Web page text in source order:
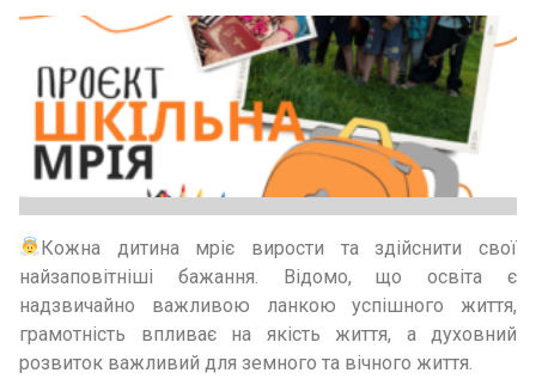
Кожна дитина мріє вирости та здійснити свої
найзаповітніші бажання. Відомо, що освіта є
надзвичайно важливою ланкою успішного життя,
грамотність впливає на якість життя, а духовний
розвиток важливий для земного та вічного життя.